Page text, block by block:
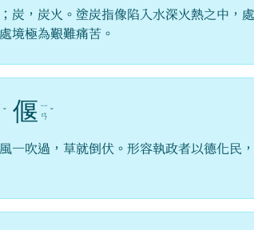
炭，炭火。塗炭指像陷入水深火熱之中，
境極為艱難痛苦。
ˇ 偃 ㄧ
ㄢ ˇ
一吹過，草就倒伏。形容執政者以德化民